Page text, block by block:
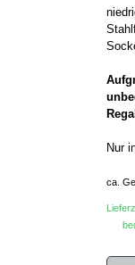
Nur
ca.